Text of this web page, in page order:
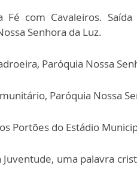
Fé com Cavaleiros.
Senhora da Luz.
Paróquia Nossa
Paróquia Nossa
Portões do Estádio
Juventude, uma palavra